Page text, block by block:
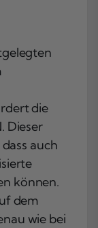
die
Dieser
auch
können.
dem
wie bei